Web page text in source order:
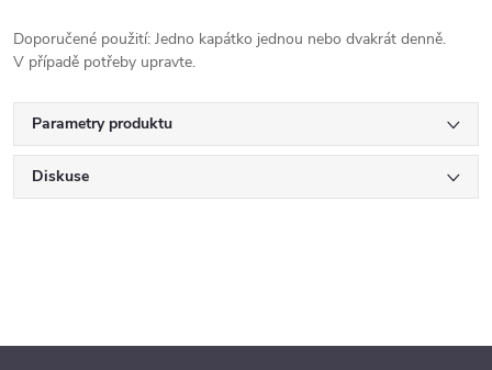
Doporučené použití: Jedno kapátko jednou nebo dvakrát denně.
V případě potřeby upravte.
Parametry produktu
Diskuse